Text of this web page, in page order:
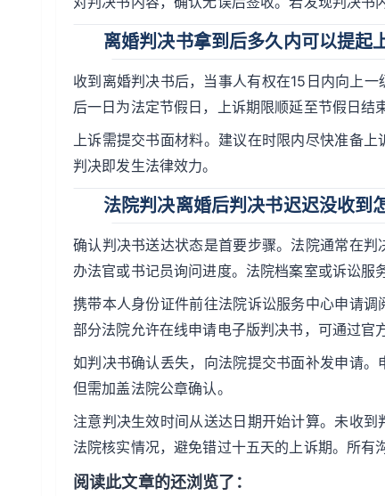
离婚判决书拿到后多久内可以提起
收到离婚判决书后，当事人有权在15日内向上
后一日为法定节假日，上诉期限顺延至节假日结
上诉需提交书面材料。建议在时限内尽快准备
判决即发生法律效力。
法院判决离婚后判决书迟迟没收到
确认判决书送达状态是首要步骤。法院通常在
办法官或书记员询问进度。法院档案室或诉讼服
携带本人身份证件前往法院诉讼服务中心申请调
部分法院允许在线申请电子版判决书，可通过官
如判决书确认丢失，向法院提交书面补发申请。
但需加盖法院公章确认。
注意判决生效时间从送达日期开始计算。未收
法院核实情况，避免错过十五天的上诉期。所有
阅读此文章的还浏览了：